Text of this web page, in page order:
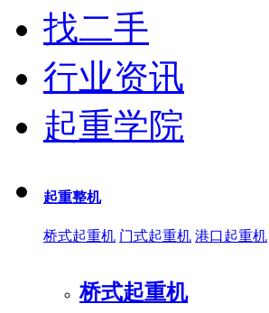
找二手
行业资讯
起重学院
起重整机
桥式起重机 门式起重机 港口起重机
桥式起重机